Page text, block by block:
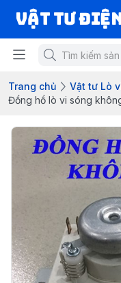
VẬT TƯ
Trang chủ
Vật tư Lò
Đồng hồ lò vi sóng